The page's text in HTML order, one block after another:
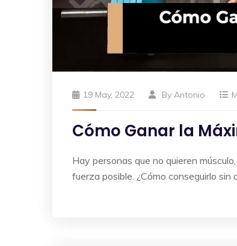
19 May, 2022 By Antonio
Cómo Ganar la
Hay personas que no quieren
fuerza posible. ¿Cómo conseguirlo sin